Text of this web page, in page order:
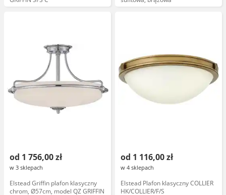
od 1 756,00 zł
w 3 sklepach
Elstead Griffin plafon klasyczny
chrom, Ø57cm, model QZ GRIFFIN
od 1 116,00 zł
w 4 sklepach
Elstead Plafon klasyczny COLLIER
HK/COLLIER/F/S